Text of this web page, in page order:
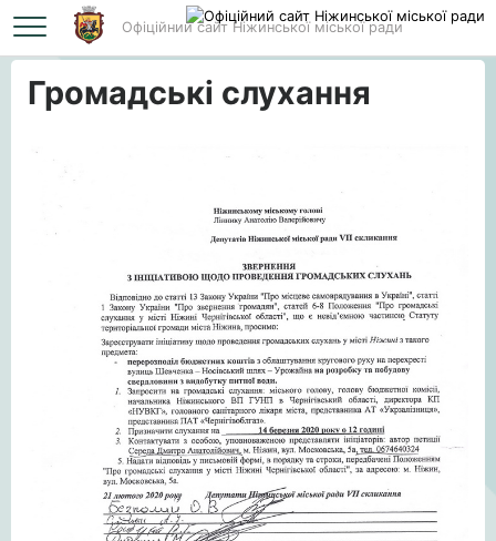
Офіційний сайт Ніжинської міської ради
Головна Громадські слухання
Громадські слухання